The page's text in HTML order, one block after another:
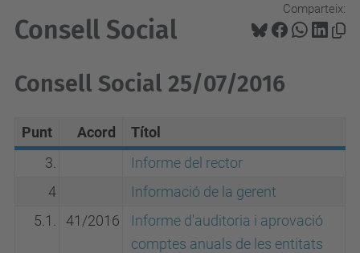
Comparteix:
Consell Social
Consell Social 25/07/2016
Punt Acord
Títol
3.
Informe del rector
4
Informació de la gerent
5.1.
41/2016
Informe d'auditoria i aprovació
comptes anuals de les entitats